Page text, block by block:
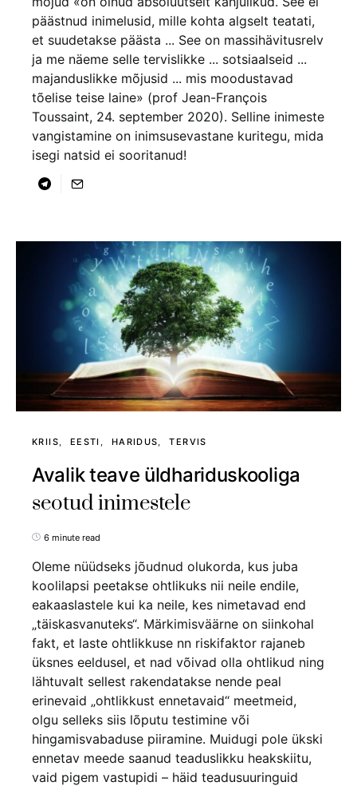
päästnud inimelusid, mille kohta algselt teatati,
et suudetakse päästa ... See on massihävitusrelv
ja me näeme selle tervislikke ... sotsiaalseid ...
majanduslikke mõjusid ... mis moodustavad
tõelise teise laine» (prof Jean-François
Toussaint, 24. september 2020). Selline inimeste
vangistamine on inimsusevastane kuritegu, mida
isegi natsid ei sooritanud!
KRIIS EESTI HARIDUS TERVIS
Avalik teave üldhariduskooliga
seotud inimestele
6 minute read
Oleme nüüdseks jõudnud olukorda, kus juba
koolilapsi peetakse ohtlikuks nii neile endile,
eakaaslastele kui ka neile, kes nimetavad end
„täiskasvanuteks“. Märkimisväärne on siinkohal
fakt, et laste ohtlikkuse nn riskifaktor rajaneb
üksnes eeldusel, et nad võivad olla ohtlikud ning
lähtuvalt sellest rakendatakse nende peal
erinevaid „ohtlikkust ennetavaid“ meetmeid,
olgu selleks siis lõputu testimine või
hingamisvabaduse piiramine. Muidugi pole ükski
ennetav meede saanud teaduslikku heakskiitu,
vaid pigem vastupidi – häid teadusuuringuid